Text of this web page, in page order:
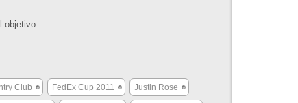
objetivo
Club FedEx Cup 2011 Justin Rose